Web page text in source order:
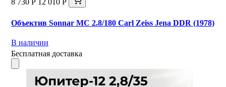
8 730 Р 12 010 Р
Объектив Sonnar МС 2.8/180 Carl Zeiss Jena DDR (1978)
В наличии
Бесплатная доставка